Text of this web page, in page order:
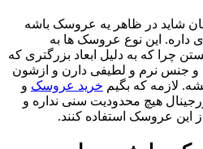
شاید در ظاهر یه عروسک باشه
داره.‌ این نوع عروسک ها به
چرا که به دلیل ابعاد بزرگتری که
و جنس نرم و لطیفی دارن و ازشون
لازمه که بگیم خرید عروسک و
هیچ محدودیت سنی نداره و
این عروسک استفاده کنند.